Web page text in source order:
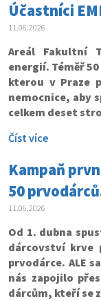
Účastníci
11.06.2026
Areál Fakultní
energií. Téměř
kterou v Praze
nemocnice, aby
celkem deset
Číst více
Kampaň
50
11.06.2026
Od 1. dubna
dárcovství krve
prvodárce. ALE
nás zapojilo
dárcům, kteří se